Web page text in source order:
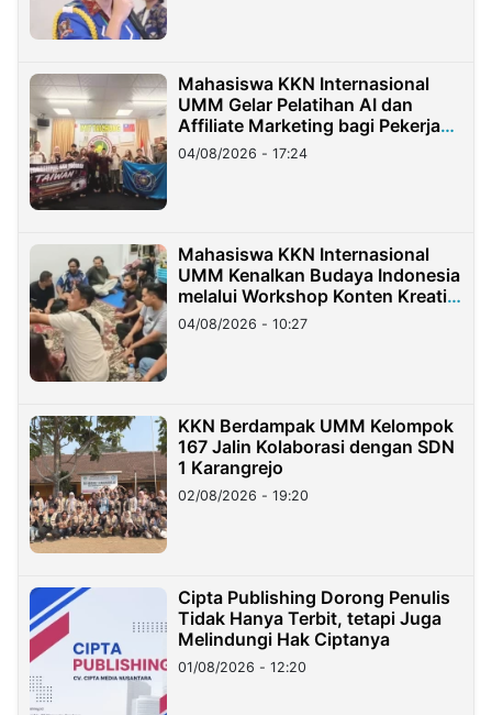
Mahasiswa KKN Internasional
UMM Gelar Pelatihan AI dan
Affiliate Marketing bagi Pekerja
Migran Indonesia di Taiwan
04/08/2026 - 17:24
Mahasiswa KKN Internasional
UMM Kenalkan Budaya Indonesia
melalui Workshop Konten Kreatif
di Taiwan
04/08/2026 - 10:27
KKN Berdampak UMM Kelompok
167 Jalin Kolaborasi dengan SDN
1 Karangrejo
02/08/2026 - 19:20
Cipta Publishing Dorong Penulis
Tidak Hanya Terbit, tetapi Juga
Melindungi Hak Ciptanya
01/08/2026 - 12:20